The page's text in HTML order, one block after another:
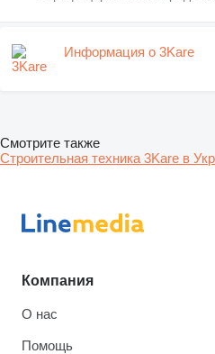
Информация о 3Kare
Смотрите также
Строительная техника 3Kare в
Компания
О нас
Помощь